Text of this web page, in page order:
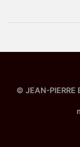
© JEAN-PIERRE